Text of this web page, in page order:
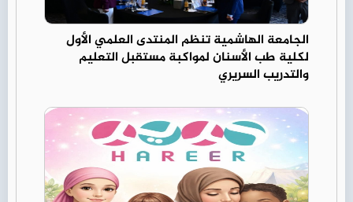
الجامعة الهاشمية تنظم المنتدى العلمي الأول
لكلية طب الأسنان لمواكبة مستقبل التعليم
والتدريب السريري